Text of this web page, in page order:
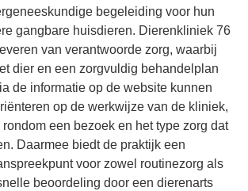
begeleiding voor hun
gangbare huisdieren. Dierenkliniek 76
van verantwoorde zorg, waarbij
dier en een zorgvuldig behandelplan
de informatie op de website kunnen
op de werkwijze van de kliniek,
een bezoek en het type zorg dat
Daarmee biedt de praktijk een
voor zowel routinezorg als
beoordeling door een dierenarts